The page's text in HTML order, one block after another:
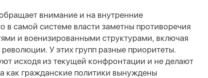
внимание и на внутренние
в самой системе власти заметны противоречия
и военизированными структурами, включая
У этих групп разные приоритеты.
исходя из текущей конфронтации и не делают
как гражданские политики вынуждены